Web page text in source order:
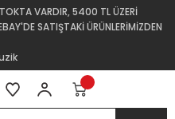
VARDIR, 5400 TL ÜZERİ
SATIŞTAKİ ÜRÜNLERİMİZDEN